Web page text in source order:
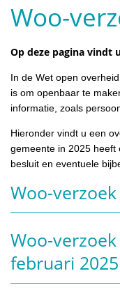
Woo-
Op deze pagina vindt
In de Wet open
is om openbaar te
informatie, zoals
Hieronder vindt u een
gemeente in 2025 heeft
besluit en eventuele
Woo-
Woo-
februari 2025